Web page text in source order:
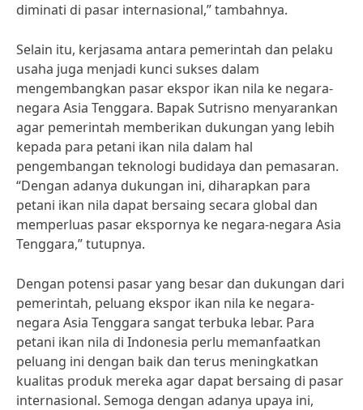
diminati di pasar internasional,” tambahnya.
Selain itu, kerjasama antara pemerintah dan pelaku
usaha juga menjadi kunci sukses dalam
mengembangkan pasar ekspor ikan nila ke negara-
negara Asia Tenggara. Bapak Sutrisno menyarankan
agar pemerintah memberikan dukungan yang lebih
kepada para petani ikan nila dalam hal
pengembangan teknologi budidaya dan pemasaran.
“Dengan adanya dukungan ini, diharapkan para
petani ikan nila dapat bersaing secara global dan
memperluas pasar ekspornya ke negara-negara Asia
Tenggara,” tutupnya.
Dengan potensi pasar yang besar dan dukungan dari
pemerintah, peluang ekspor ikan nila ke negara-
negara Asia Tenggara sangat terbuka lebar. Para
petani ikan nila di Indonesia perlu memanfaatkan
peluang ini dengan baik dan terus meningkatkan
kualitas produk mereka agar dapat bersaing di pasar
internasional. Semoga dengan adanya upaya ini,